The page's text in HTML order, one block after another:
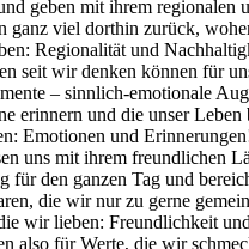
geben mit ihrem regionalen
ganz viel dorthin zurück,
Regionalität und
seit wir denken können für
– sinnlich-emotionale
erinnern und die unser Leben
Emotionen und
uns mit ihrem freundlichen
für den ganzen Tag und
die wir nur zu gerne
wir lieben: Freundlichkeit
also für Werte, die wir